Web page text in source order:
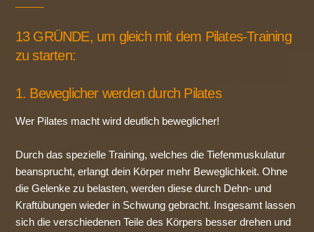
13 GRÜNDE, um gleich mit dem Pilates-Training
zu starten:
1. Beweglicher werden durch Pilates
Wer Pilates macht wird deutlich beweglicher!
Durch das spezielle Training, welches die Tiefenmuskulatur
beansprucht, erlangt dein Körper mehr Beweglichkeit. Ohne
die Gelenke zu belasten, werden diese durch Dehn- und
Kraftübungen wieder in Schwung gebracht. Insgesamt lassen
sich die verschiedenen Teile des Körpers besser drehen und